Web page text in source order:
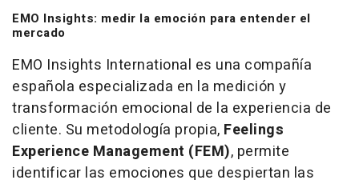
EMO Insights: medir la emoción para entender el
mercado
EMO Insights International es una compañía
española especializada en la medición y
transformación emocional de la experiencia de
cliente. Su metodología propia, Feelings
Experience Management (FEM), permite
identificar las emociones que despiertan las